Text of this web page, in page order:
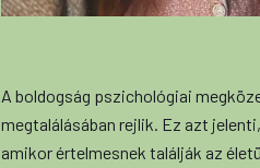
A boldogság pszichológiai
megtalálásában rejlik. Ez azt
amikor értelmesnek találják az